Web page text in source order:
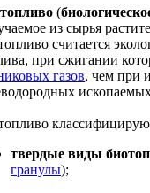
(
из сырья
считается
при сжигании
газов, чем при
твердые виды
гранулы);